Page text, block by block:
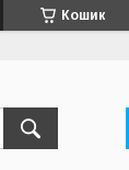
Кошик